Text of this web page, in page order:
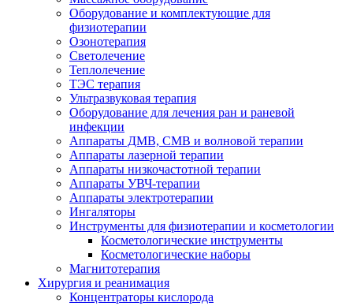
Оборудование и комплектующие для
физиотерапии
Озонотерапия
Светолечение
Теплолечение
ТЭС терапия
Ультразвуковая терапия
Оборудование для лечения ран и раневой
инфекции
Аппараты ДМВ, СМВ и волновой терапии
Аппараты лазерной терапии
Аппараты низкочастотной терапии
Аппараты УВЧ-терапии
Аппараты электротерапии
Ингаляторы
Инструменты для физиотерапии и косметологии
Косметологические инструменты
Косметологические наборы
Магнитотерапия
Хирургия и реанимация
Концентраторы кислорода